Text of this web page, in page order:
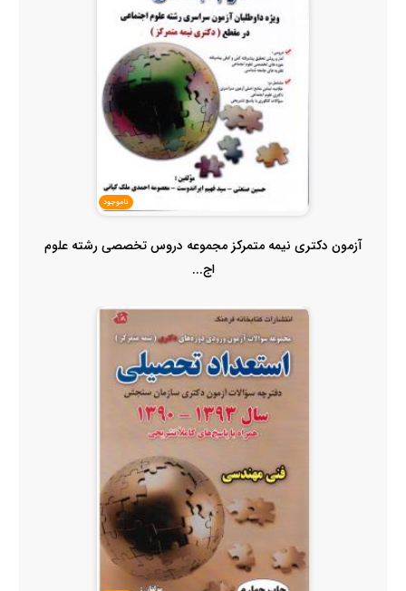
ناموجود
آزمون دکتری نیمه متمرکز مجموعه دروس تخصصی رشته علوم
اج...